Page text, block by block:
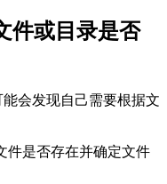
件或目录是否
会发现自己需要根据文
件是否存在并确定文件